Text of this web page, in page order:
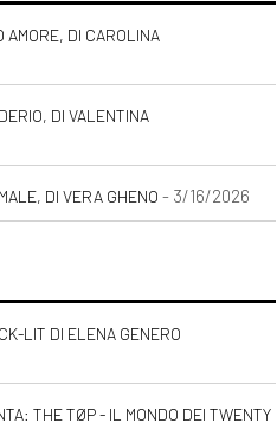
AMORE, DI CAROLINA
DI VALENTINA
DI VERA GHENO - 3/16/2026
LIT DI ELENA GENERO
THE TØP - IL MONDO DEI TWENTY